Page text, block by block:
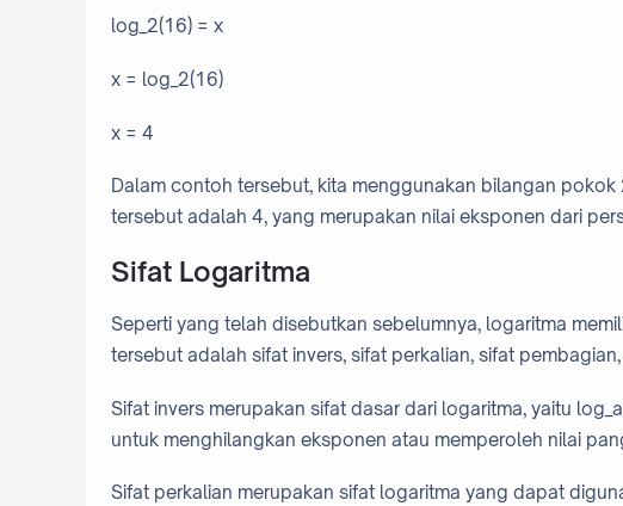
log_2(16) = x
x = log_2(16)
x = 4
Dalam contoh tersebut, kita menggunakan bilangan
tersebut adalah 4, yang merupakan nilai eksponen dari
Sifat Logaritma
Seperti yang telah disebutkan sebelumnya, logaritma
tersebut adalah sifat invers, sifat perkalian, sifat
Sifat invers merupakan sifat dasar dari logaritma, yaitu
untuk menghilangkan eksponen atau memperoleh nilai
Sifat perkalian merupakan sifat logaritma yang dapat